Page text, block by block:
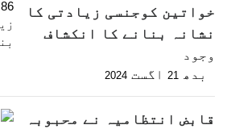
خواتین کوجنسی زیادتی کا
نشانہ بنانے کا انکشاف
وجود
بدھ 21 اگست 2024
قابض انتظامیہ نے محبوبہ